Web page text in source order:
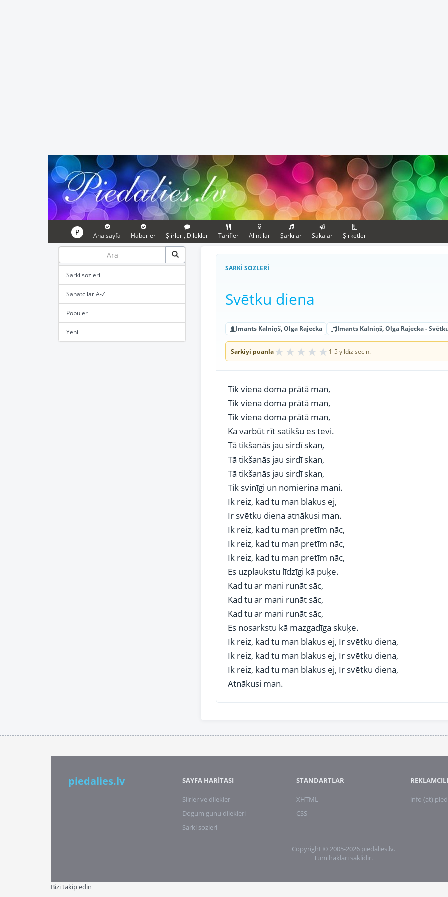
P Ana sayfa Haberler Şiirleri, Dilekler Tarifler Alıntılar Şarkılar Sakalar Şirketler
Sarki sozleri
Sanatcilar A-Z
Populer
Yeni
SARKI SOZLERI
Svētku diena
Imants Kalniņš, Olga Rajecka Imants Kalniņš, Olga Rajecka -
Sarkiyi puanla★ ★ ★ ★ ★ 1-5 yildiz secin.
Tik viena doma prātā man,
Tik viena doma prātā man,
Tik viena doma prātā man,
Ka varbūt rīt satikšu es tevi.
Tā tikšanās jau sirdī skan,
Tā tikšanās jau sirdī skan,
Tā tikšanās jau sirdī skan,
Tik svinīgi un nomierina mani.
Ik reiz, kad tu man blakus ej,
Ir svētku diena atnākusi man.
Ik reiz, kad tu man pretīm nāc,
Ik reiz, kad tu man pretīm nāc,
Ik reiz, kad tu man pretīm nāc,
Es uzplaukstu līdzīgi kā puķe.
Kad tu ar mani runāt sāc,
Kad tu ar mani runāt sāc,
Kad tu ar mani runāt sāc,
Es nosarkstu kā mazgadīga skuķe.
Ik reiz, kad tu man blakus ej, Ir svētku diena,
Ik reiz, kad tu man blakus ej, Ir svētku diena,
Ik reiz, kad tu man blakus ej, Ir svētku diena,
Atnākusi man.
piedalies.lv SAYFA HARİTASI
Siirler ve dilekler
Dogum gunu dilekleri
Sarki sozleri
STANDARTLAR
XHTML
CSS
info (at)
Copyright © 2005-2026 piedalies.lv.
Tum haklari saklidir.
Bizi takip edin